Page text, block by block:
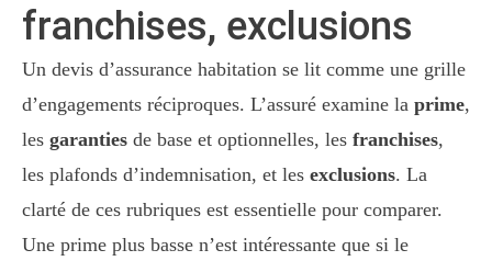
franchises, exclusions
Un devis d’assurance habitation se lit comme une grille
d’engagements réciproques. L’assuré examine la prime,
les garanties de base et optionnelles, les franchises,
les plafonds d’indemnisation, et les exclusions. La
clarté de ces rubriques est essentielle pour comparer.
Une prime plus basse n’est intéressante que si le